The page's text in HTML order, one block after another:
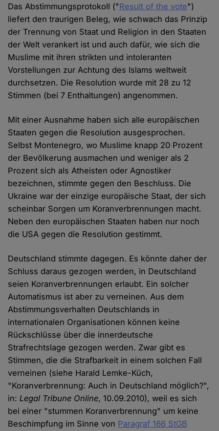
Das Abstimmungsprotokoll ("Result of the vote")
liefert den traurigen Beleg, wie schwach das Prinzip
der Trennung von Staat und Religion in den Staaten
der Welt verankert ist und auch dafür, wie sich die
Muslime mit ihren strikten und intoleranten
Vorstellungen zur Achtung des Islams weltweit
durchsetzen. Die Resolution wurde mit 28 zu 12
Stimmen (bei 7 Enthaltungen) angenommen.
Mit einer Ausnahme haben sich alle europäischen
Staaten gegen die Resolution ausgesprochen.
Selbst Montenegro, wo Muslime knapp 20 Prozent
der Bevölkerung ausmachen und weniger als 2
Prozent sich als Atheisten oder Agnostiker
bezeichnen, stimmte gegen den Beschluss. Die
Ukraine war der einzige europäische Staat, der sich
scheinbar Sorgen um Koranverbrennungen macht.
Neben den europäischen Staaten haben nur noch
die USA gegen die Resolution gestimmt.
Deutschland stimmte dagegen. Es könnte daher der
Schluss daraus gezogen werden, in Deutschland
seien Koranverbrennungen erlaubt. Ein solcher
Automatismus ist aber zu verneinen. Aus dem
Abstimmungsverhalten Deutschlands in
internationalen Organisationen können keine
Rückschlüsse über die innerdeutsche
Strafrechtslage gezogen werden. Zwar gibt es
Stimmen, die die Strafbarkeit in einem solchen Fall
verneinen (siehe Harald Lemke-Küch,
"Koranverbrennung: Auch in Deutschland möglich?",
in:Legal Tribune Online, 10.09.2010), weil es sich
bei einer "stummen Koranverbrennung" um keine
Beschimpfung im Sinne von Paragraf 166 StGB